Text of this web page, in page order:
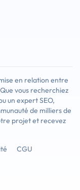
en relation entre
vous recherchiez
un expert SEO,
de milliers de
projet et recevez
CGU